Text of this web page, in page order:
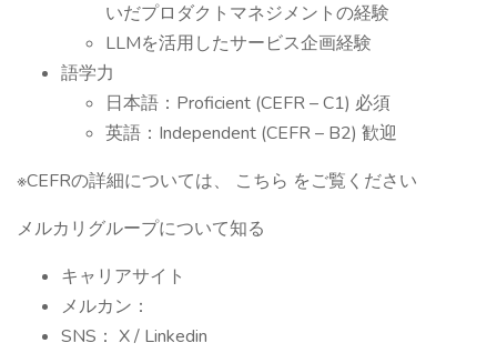
いだプロダクトマネジメントの経験
LLMを活用したサービス企画経験
語学力
日本語：Proficient (CEFR – C1) 必須
英語：Independent (CEFR – B2) 歓迎
※CEFRの詳細については、 こちら をご覧ください
メルカリグループについて知る
キャリアサイト
メルカン：
SNS： X / Linkedin